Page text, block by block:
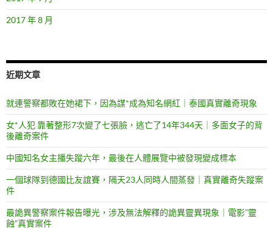
2017 年 8 月
近期文章
就連警察都敗在她裙下，因為謀*成為知名網紅｜泰國真實離奇現象
女*人犯 靠著整形7次變了七張臉，逃亡了14年344天｜多面女子的背
後離奇案件
中國知名女主播失蹤六年，最後在人體展覽中被發現變成標本
一個球隊到德國比友誼賽，隔天23人同時人間蒸發｜真實離奇失蹤案
件
最詭異警察案件報告曝光，涉及無法解釋的詭異靈異現象｜電影”靈
蝕”真實案件